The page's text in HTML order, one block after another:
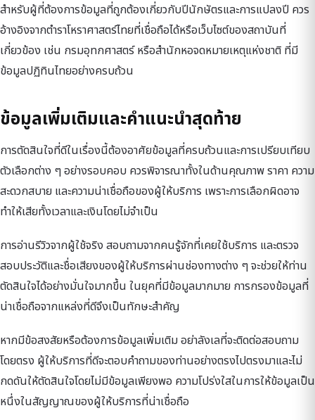
สำหรับผู้ที่ต้องการข้อมูลที่ถูกต้องเกี่ยวกับปีนักษัตรและการแปลงปี ควร
อ้างอิงจากตำราโหราศาสตร์ไทยที่เชื่อถือได้หรือเว็บไซต์ของสถาบันที่
เกี่ยวข้อง เช่น กรมอุทกศาสตร์ หรือสำนักหอจดหมายเหตุแห่งชาติ ที่มี
ข้อมูลปฏิทินไทยอย่างครบถ้วน
ข้อมูลเพิ่มเติมและคำแนะนำสุดท้าย
การตัดสินใจที่ดีในเรื่องนี้ต้องอาศัยข้อมูลที่ครบถ้วนและการเปรียบเทียบ
ตัวเลือกต่าง ๆ อย่างรอบคอบ ควรพิจารณาทั้งในด้านคุณภาพ ราคา ความ
สะดวกสบาย และความน่าเชื่อถือของผู้ให้บริการ เพราะการเลือกผิดอาจ
ทำให้เสียทั้งเวลาและเงินโดยไม่จำเป็น
การอ่านรีวิวจากผู้ใช้จริง สอบถามจากคนรู้จักที่เคยใช้บริการ และตรวจ
สอบประวัติและชื่อเสียงของผู้ให้บริการผ่านช่องทางต่าง ๆ จะช่วยให้ท่าน
ตัดสินใจได้อย่างมั่นใจมากขึ้น ในยุคที่มีข้อมูลมากมาย การกรองข้อมูลที่
น่าเชื่อถือจากแหล่งที่ดีจึงเป็นทักษะสำคัญ
หากมีข้อสงสัยหรือต้องการข้อมูลเพิ่มเติม อย่าลังเลที่จะติดต่อสอบถาม
โดยตรง ผู้ให้บริการที่ดีจะตอบคำถามของท่านอย่างตรงไปตรงมาและไม่
กดดันให้ตัดสินใจโดยไม่มีข้อมูลเพียงพอ ความโปร่งใสในการให้ข้อมูลเป็น
หนึ่งในสัญญาณของผู้ให้บริการที่น่าเชื่อถือ